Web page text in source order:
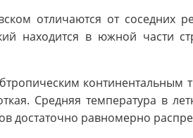
отличаются от соседних
находится в южной части
континентальным
Средняя температура в
достаточно равномерно